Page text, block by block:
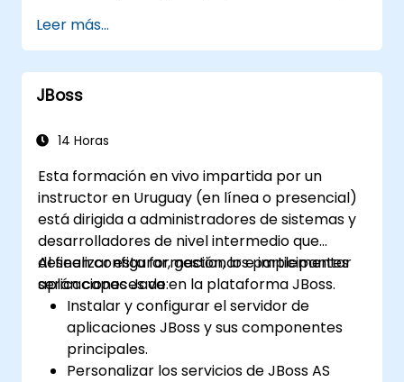
Utilizar características avanzadas como
ACLs (Listas de Control de Acceso),
manipulación de encabezados HTTP y
registro de eventos (logging) para
Supervisar y solucionar problemas en
rendimiento y fiabilidad.
Leer más...
JBoss
14 Horas
Esta formación en vivo impartida por un
instructor en Uruguay (en línea o presencial)
está dirigida a administradores de sistemas y
desarrolladores de nivel intermedio que
deseen configurar, gestionar e implementar
aplicaciones Java en la plataforma JBoss.
Al finalizar esta formación, los participantes
serán capaces de:
Instalar y configurar el servidor de
aplicaciones JBoss y sus componentes
principales.
Personalizar los servicios de JBoss AS